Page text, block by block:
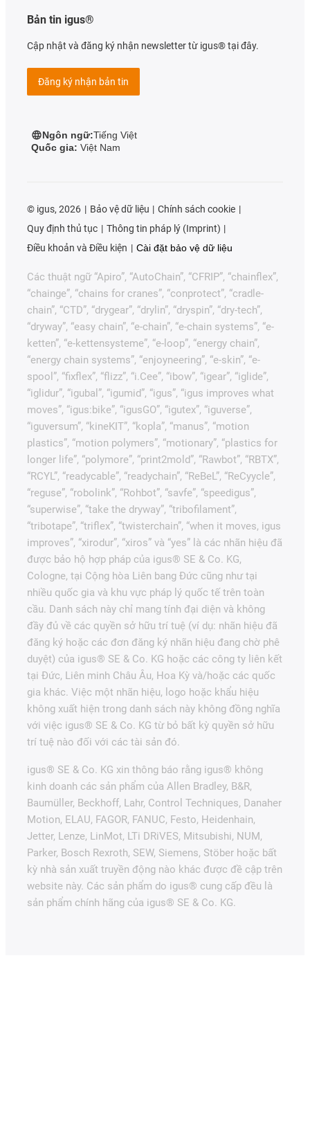
Bản tin igus®
Cập nhật và đăng ký nhận newsletter từ igus® tại đây.
Đăng ký nhận bản tin
Ngôn ngữ:Tiếng Việt
Quốc gia: Việt Nam
© igus, 2026 Bảo vệ dữ liệu
Chính sách cookie
Quy định thủ tục
Thông tin pháp lý (Imprint)
Điều khoản và Điều kiện
Cài đặt bảo vệ dữ liệu
Các thuật ngữ “Apiro”, “AutoChain”, “CFRIP”, “chainflex”,
“chainge”, “chains for cranes”, “conprotect”, “cradle-
chain”, “CTD”, “drygear”, “drylin”, “dryspin”, “dry-tech”,
“dryway”, “easy chain”, “e-chain”, “e-chain systems”, “e-
ketten”, “e-kettensysteme”, “e-loop”, “energy chain”,
“energy chain systems”, “enjoyneering”, “e-skin”, “e-
spool”, “fixflex”, “flizz”, “i.Cee”, “ibow”, “igear”, “iglide”,
“iglidur”, “igubal”, “igumid”, “igus”, “igus improves what
moves”, “igus:bike”, “igusGO”, “igutex”, “iguverse”,
“iguversum”, “kineKIT”, “kopla”, “manus”, “motion
plastics”, “motion polymers”, “motionary”, “plastics for
longer life”, “polymore”, “print2mold”, “Rawbot”, “RBTX”,
“RCYL”, “readycable”, “readychain”, “ReBeL”, “ReCyycle”,
“reguse”, “robolink”, “Rohbot”, “savfe”, “speedigus”,
“superwise”, “take the dryway”, “tribofilament”,
“tribotape”, “triflex”, “twisterchain”, “when it moves, igus
improves”, “xirodur”, “xiros” và “yes” là các nhãn hiệu đã
được bảo hộ hợp pháp của igus® SE & Co. KG,
Cologne, tại Cộng hòa Liên bang Đức cũng như tại
nhiều quốc gia và khu vực pháp lý quốc tế trên toàn
cầu. Danh sách này chỉ mang tính đại diện và không
đầy đủ về các quyền sở hữu trí tuệ (ví dụ: nhãn hiệu đã
đăng ký hoặc các đơn đăng ký nhãn hiệu đang chờ phê
duyệt) của igus® SE & Co. KG hoặc các công ty liên kết
tại Đức, Liên minh Châu Âu, Hoa Kỳ và/hoặc các quốc
gia khác. Việc một nhãn hiệu, logo hoặc khẩu hiệu
không xuất hiện trong danh sách này không đồng nghĩa
với việc igus® SE & Co. KG từ bỏ bất kỳ quyền sở hữu
trí tuệ nào đối với các tài sản đó.
igus® SE & Co. KG xin thông báo rằng igus® không
kinh doanh các sản phẩm của Allen Bradley, B&R,
Baumüller, Beckhoff, Lahr, Control Techniques, Danaher
Motion, ELAU, FAGOR, FANUC, Festo, Heidenhain,
Jetter, Lenze, LinMot, LTi DRiVES, Mitsubishi, NUM,
Parker, Bosch Rexroth, SEW, Siemens, Stöber hoặc bất
kỳ nhà sản xuất truyền động nào khác được đề cập trên
website này. Các sản phẩm do igus® cung cấp đều là
sản phẩm chính hãng của igus® SE & Co. KG.